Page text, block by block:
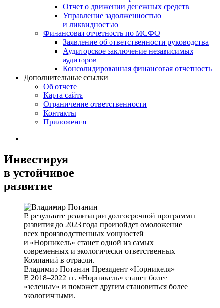
Отчет о движении денежных средств
Управление задолженностью
и ликвидностью
Финансовая отчетность по МСФО
Заявление об ответственности руководства
Аудиторское заключение независимых
аудиторов
Консолидированная финансовая отчетность
Дополнительные ссылки
Об отчете
Карта сайта
Ограничение ответственности
Контакты
Приложения
Инвестируя
в устойчивое
развитие
В результате реализации долгосрочной программы
развития до 2023 года произойдет омоложение
всех производственных мощностей
и «Норникель» станет одной из самых
современных и экологически ответственных
Компаний в отрасли.
Владимир Потанин Президент «Норникеля»
В 2018–2022 гг. «Норникель» станет более
«зеленым» и поможет другим становиться более
экологичными.